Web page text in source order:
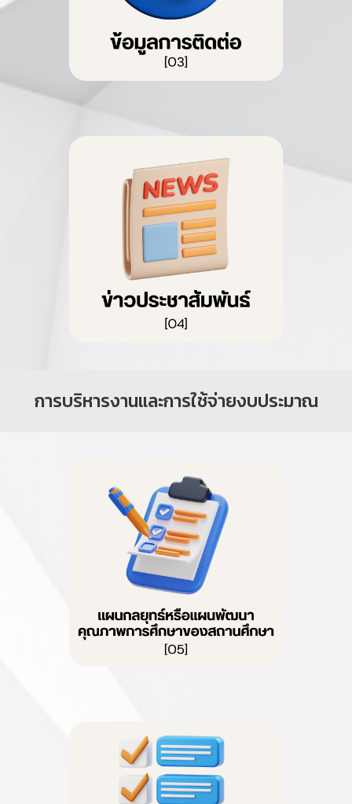
การบริหารงานและการใช้จ่ายงบประมาณ